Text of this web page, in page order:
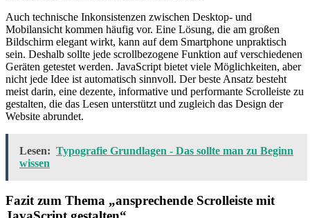
Auch technische Inkonsistenzen zwischen Desktop- und
Mobilansicht kommen häufig vor. Eine Lösung, die am großen
Bildschirm elegant wirkt, kann auf dem Smartphone unpraktisch
sein. Deshalb sollte jede scrollbezogene Funktion auf verschiedenen
Geräten getestet werden. JavaScript bietet viele Möglichkeiten, aber
nicht jede Idee ist automatisch sinnvoll. Der beste Ansatz besteht
meist darin, eine dezente, informative und performante Scrolleiste zu
gestalten, die das Lesen unterstützt und zugleich das Design der
Website abrundet.
Lesen: Typografie Grundlagen - Das sollte man zu Beginn
wissen
Fazit zum Thema „ansprechende Scrolleiste mit